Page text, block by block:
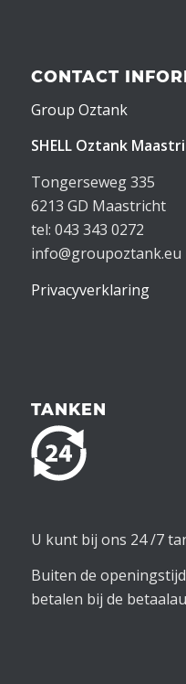
CONTACT
Group Oztank
SHELL Oztank
Tongerseweg 335
6213 GD Maastricht
tel: 043 343 0272
info@groupoztank.eu
Privacyverklaring
TANKEN
U kunt bij ons 24 /7
Buiten de
betalen bij de